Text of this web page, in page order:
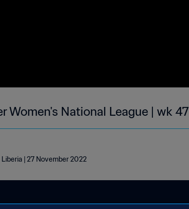
Women's National League | wk 47
Liberia | 27 November 2022